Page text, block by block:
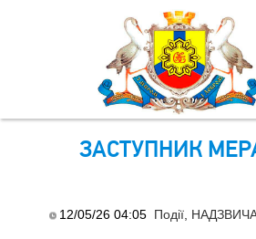
ЗАСТУПНИК
12/05/26 04:05 Події